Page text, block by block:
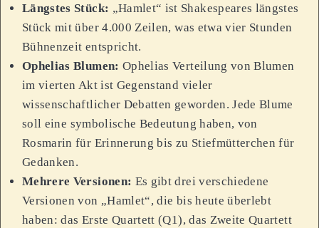
Längstes Stück: „Hamlet“ ist Shakespeares längstes
Stück mit über 4.000 Zeilen, was etwa vier Stunden
Bühnenzeit entspricht.
Ophelias Blumen: Ophelias Verteilung von Blumen
im vierten Akt ist Gegenstand vieler
wissenschaftlicher Debatten geworden. Jede Blume
soll eine symbolische Bedeutung haben, von
Rosmarin für Erinnerung bis zu Stiefmütterchen für
Gedanken.
Mehrere Versionen: Es gibt drei verschiedene
Versionen von „Hamlet“, die bis heute überlebt
haben: das Erste Quartett (Q1), das Zweite Quartett